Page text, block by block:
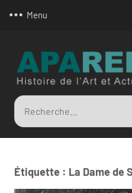
Menu
Recherche
pour
:
Étiquette : La Dame de